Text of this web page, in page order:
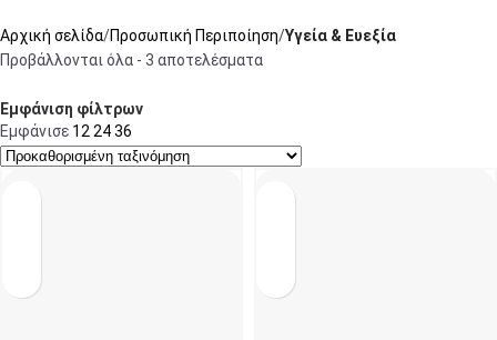
Αρχική σελίδα Προσωπική Περιποίηση Υγεία & Ευεξία
Προβάλλονται όλα - 3 αποτελέσματα
Εμφάνιση φίλτρων
Εμφάνισε 122436